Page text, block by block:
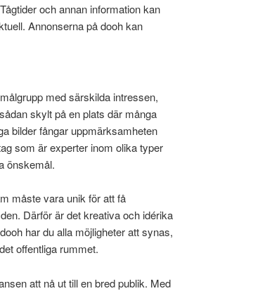
och annan information kan
Annonserna på dooh kan
med särskilda intressen,
skylt på en plats där många
bilder fångar uppmärksamheten
som är experter inom olika typer
önskemål.
måste vara unik för att få
Därför är det kreativa och idérika
har du alla möjligheter att synas,
offentliga rummet.
att nå ut till en bred publik. Med